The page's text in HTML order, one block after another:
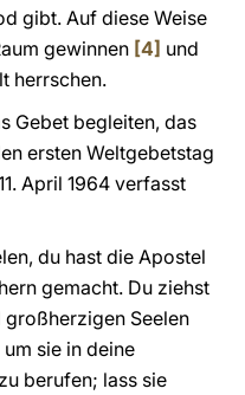
gibt. Auf diese Weise
gewinnen [4] und
herrschen.
Gebet begleiten, das
ersten Weltgebetstag
April 1964 verfasst
du hast die Apostel
gemacht. Du ziehst
großherzigen Seelen
sie in deine
berufen; lass sie